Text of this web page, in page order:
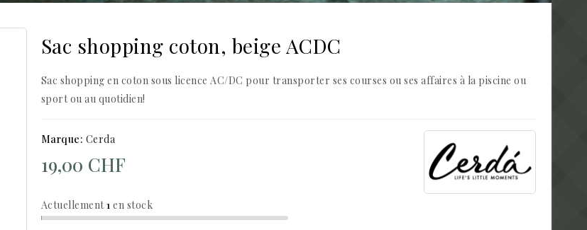
Sac shopping coton, beige ACDC
Sac shopping en coton sous licence AC/DC pour transporter ses courses ou ses affaires à la piscine ou
sport ou au quotidien!
Marque: Cerda
Actuellement1 en stock
19,00 CHF